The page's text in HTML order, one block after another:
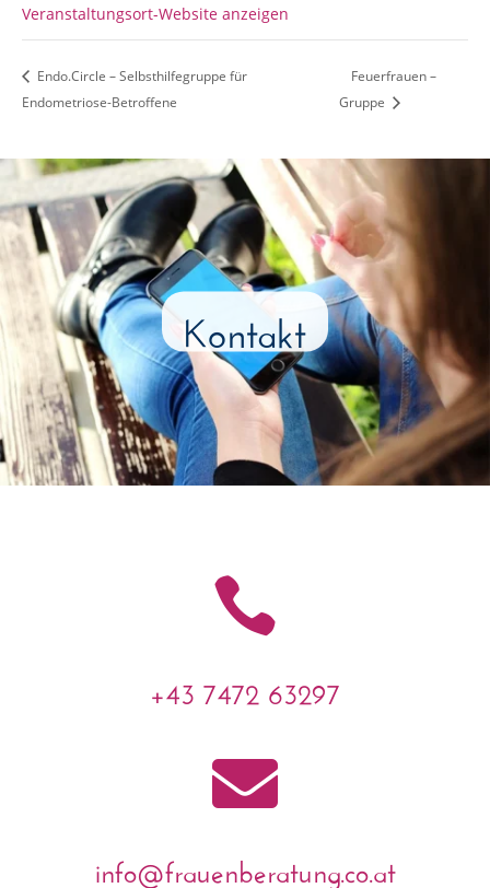
Veranstaltungsort-Website anzeigen
Endo.Circle – Selbsthilfegruppe für
Endometriose-Betroffene
Feuerfrauen –
Gruppe
Kontakt

+43 7472 63297

info@frauenberatung.co.at